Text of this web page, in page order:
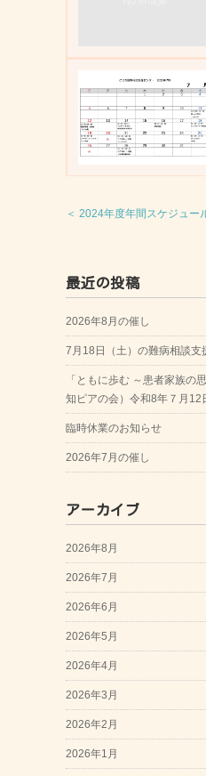
＜ 2024年度年間スケジュー
最近の投稿
2026年8月の催し
7月18日（土）の難病相談支
「ともに歩む ～患者家族の
知ピアの会）令和8年７月12
臨時休業のお知らせ
2026年7月の催し
アーカイブ
2026年8月
2026年7月
2026年6月
2026年5月
2026年4月
2026年3月
2026年2月
2026年1月